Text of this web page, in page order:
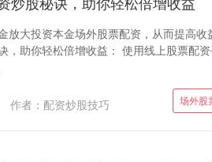
放大投资本金场外股票配资，从而提高收
，助你轻松倍增收益： 使用线上股票配
场外股
作者：配资炒股技巧